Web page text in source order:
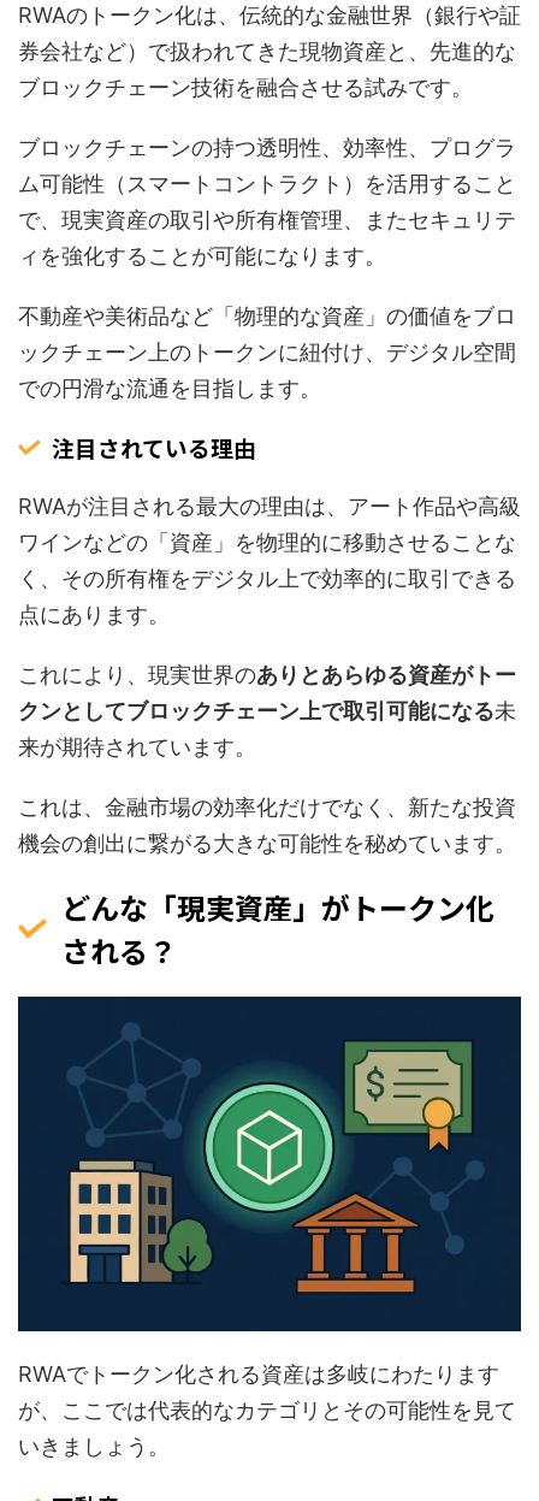
RWAのトークン化は、伝統的な金融世界（銀行や証
券会社など）で扱われてきた現物資産と、先進的な
ブロックチェーン技術を融合させる試みです。
ブロックチェーンの持つ透明性、効率性、プログラ
ム可能性（スマートコントラクト）を活用すること
で、現実資産の取引や所有権管理、またセキュリテ
ィを強化することが可能になります。
不動産や美術品など「物理的な資産」の価値をブロ
ックチェーン上のトークンに紐付け、デジタル空間
での円滑な流通を目指します。
注目されている理由
RWAが注目される最大の理由は、アート作品や高級
ワインなどの「資産」を物理的に移動させることな
く、その所有権をデジタル上で効率的に取引できる
点にあります。
これにより、現実世界のありとあらゆる資産がトー
クンとしてブロックチェーン上で取引可能になる未
来が期待されています。
これは、金融市場の効率化だけでなく、新たな投資
機会の創出に繋がる大きな可能性を秘めています。
どんな「現実資産」がトークン化
される？
RWAでトークン化される資産は多岐にわたります
が、ここでは代表的なカテゴリとその可能性を見て
いきましょう。